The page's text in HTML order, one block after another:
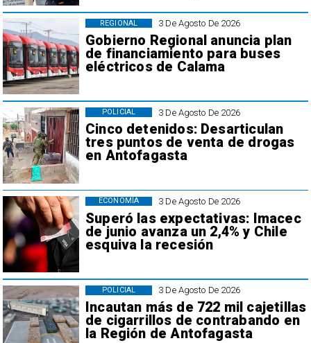
3 De Agosto De 2026
Gobierno Regional anuncia plan
de financiamiento para buses
eléctricos de Calama
REGIONAL
3 De Agosto De 2026
Cinco detenidos: Desarticulan
tres puntos de venta de drogas
en Antofagasta
POLICIAL
3 De Agosto De 2026
Superó las expectativas: Imacec
de junio avanza un 2,4% y Chile
esquiva la recesión
ECONOMÍA
3 De Agosto De 2026
Incautan más de 722 mil cajetillas
de cigarrillos de contrabando en
la Región de Antofagasta
POLICIAL